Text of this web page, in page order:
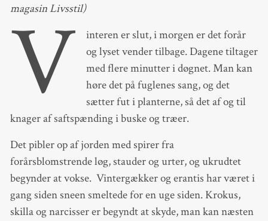
magasin Livsstil)
V
interen er slut, i morgen er det forår
og lyset vender tilbage. Dagene tiltager
med flere minutter i døgnet. Man kan
høre det på fuglenes sang, og det
sætter fut i planterne, så det af og til
knager af saftspænding i buske og træer.
Det pibler op af jorden med spirer fra
forårsblomstrende løg, stauder og urter, og ukrudtet
begynder at vokse. Vintergækker og erantis har været i
gang siden sneen smeltede for en uge siden. Krokus,
skilla og narcisser er begyndt at skyde, man kan næsten